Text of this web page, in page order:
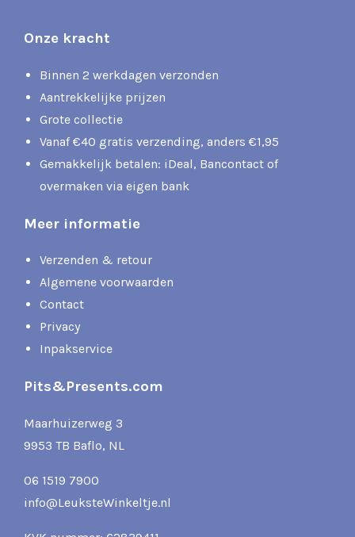
Onze kracht
Binnen 2 werkdagen verzonden
Aantrekkelijke prijzen
Grote collectie
Vanaf €40 gratis verzending, anders €1,95
Gemakkelijk betalen: iDeal, Bancontact of
overmaken via eigen bank
Meer informatie
Verzenden & retour
Algemene voorwaarden
Contact
Privacy
Inpakservice
Pits&Presents.com
Maarhuizerweg 3
9953 TB Baflo, NL
06 1519 7900
info@LeuksteWinkeltje.nl